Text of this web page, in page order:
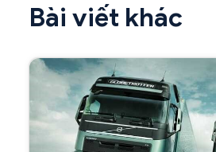
Bài viết khác